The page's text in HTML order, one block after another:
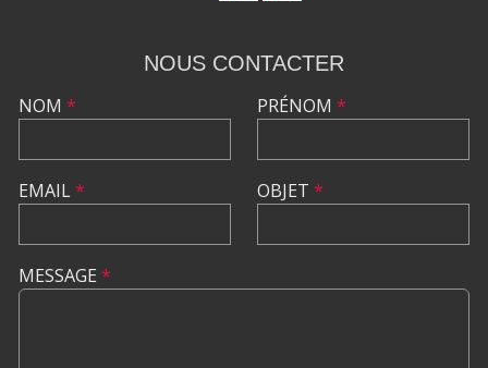
NOUS CONTACTER
NOM *
EMAIL*
PRÉNOM *
OBJET *
MESSAGE *